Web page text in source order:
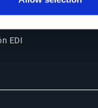
EDI